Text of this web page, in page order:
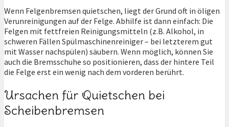
Wenn Felgenbremsen quietschen, liegt der Grund oft in öligen
Verunreinigungen auf der Felge. Abhilfe ist dann einfach: Die
Felgen mit fettfreien Reinigungsmitteln (z.B. Alkohol, in
schweren Fällen Spülmaschinenreiniger – bei letzterem gut
mit Wasser nachspülen) säubern. Wenn möglich, können Sie
auch die Bremsschuhe so positionieren, dass der hintere Teil
die Felge erst ein wenig nach dem vorderen berührt.
Ursachen für Quietschen bei
Scheibenbremsen